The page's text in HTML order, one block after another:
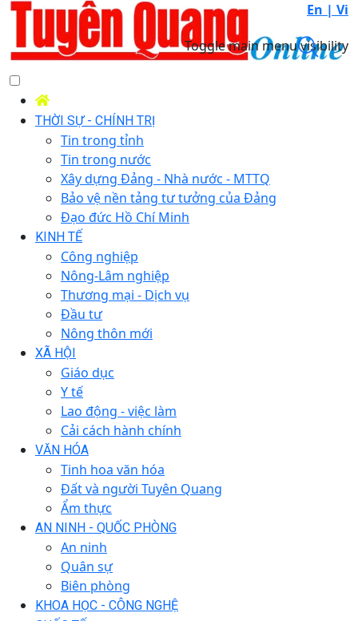
En | Vi
Toggle main menu visibility
THỜI SỰ - CHÍNH TRỊ
Tin trong tỉnh
Tin trong nước
Xây dựng Đảng - Nhà nước - MTTQ
Bảo vệ nền tảng tư tưởng của Đảng
Đạo đức Hồ Chí Minh
KINH TẾ
Công nghiệp
Nông-Lâm nghiệp
Thương mại - Dịch vụ
Đầu tư
Nông thôn mới
XÃ HỘI
Giáo dục
Y tế
Lao động - việc làm
Cải cách hành chính
VĂN HÓA
Tinh hoa văn hóa
Đất và người Tuyên Quang
Ẩm thực
AN NINH - QUỐC PHÒNG
An ninh
Quân sự
Biên phòng
KHOA HỌC - CÔNG NGHỆ